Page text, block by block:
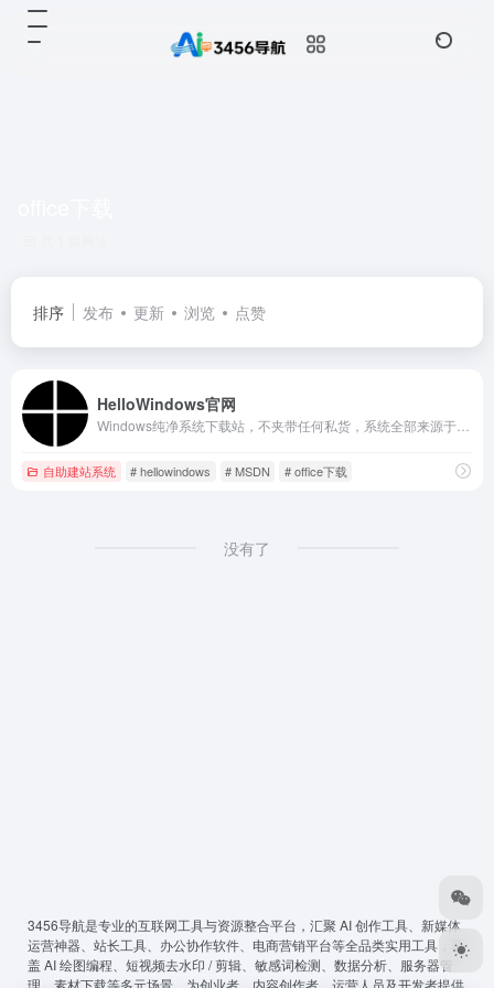
排序 发布 更新 浏览 点赞
HelloWindows官网
自助建站系统 # hellowindows # MSDN # office下载
没有了
3456导航是专业的互联网工具与资源整合平台，汇聚 AI 创作工具、新媒体
运营神器、站长工具、办公协作软件、电商营销平台等全品类实用工具，覆
盖 AI 绘图编程、短视频去水印 / 剪辑、敏感词检测、数据分析、服务器管
理、素材下载等多元场景，为创业者、内容创作者、运营人员及开发者提供